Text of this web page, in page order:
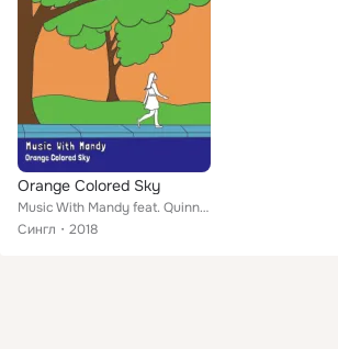
Orange Colored Sky
Music With Mandy feat. Quinn Brosseau
Сингл
2018